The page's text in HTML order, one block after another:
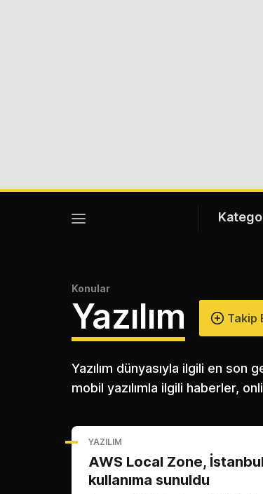
Konular
Yazılım Takip
Yazılım dünyasıyla ilgili en
mobil yazılımla ilgili haberler,
YAZILIM
AWS Local Zone,
kullanıma sunuldu